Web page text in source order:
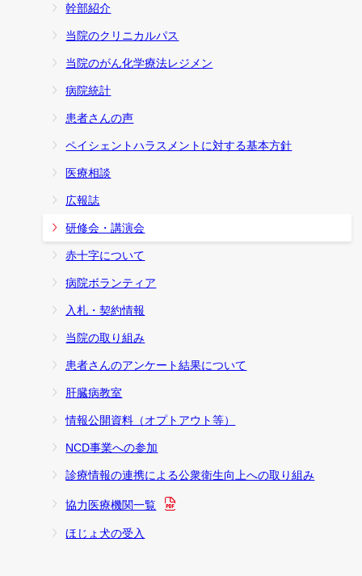
幹部紹介
当院のクリニカルパス
当院のがん化学療法レジメン
病院統計
患者さんの声
ペイシェントハラスメントに対する基本方針
医療相談
広報誌
研修会・講演会
赤十字について
病院ボランティア
入札・契約情報
当院の取り組み
患者さんのアンケート結果について
肝臓病教室
情報公開資料（オプトアウト等）
NCD事業への参加
診療情報の連携による公衆衛生向上への取り組み
協力医療機関一覧
ほじょ犬の受入